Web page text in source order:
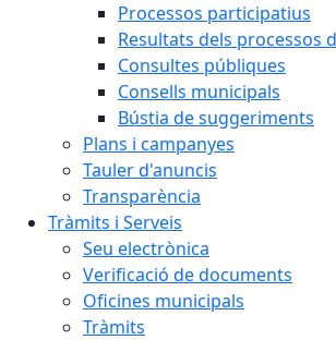
Processos participatius
Resultats dels processos
Consultes públiques
Consells municipals
Bústia de suggeriments
Plans i campanyes
Tauler d'anuncis
Transparència
Tràmits i Serveis
Seu electrònica
Verificació de documents
Oficines municipals
Tràmits